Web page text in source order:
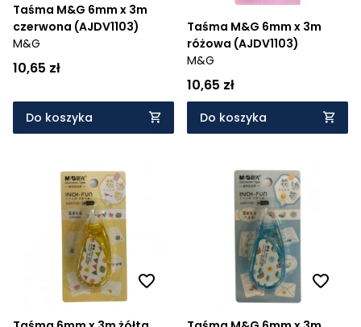
Taśma M&G 6mm x 3m
czerwona (AJDV1103)
M&G
10,65 zł
Do koszyka
Taśma M&G 6mm x 3m
różowa (AJDV1103)
M&G
10,65 zł
Do koszyka